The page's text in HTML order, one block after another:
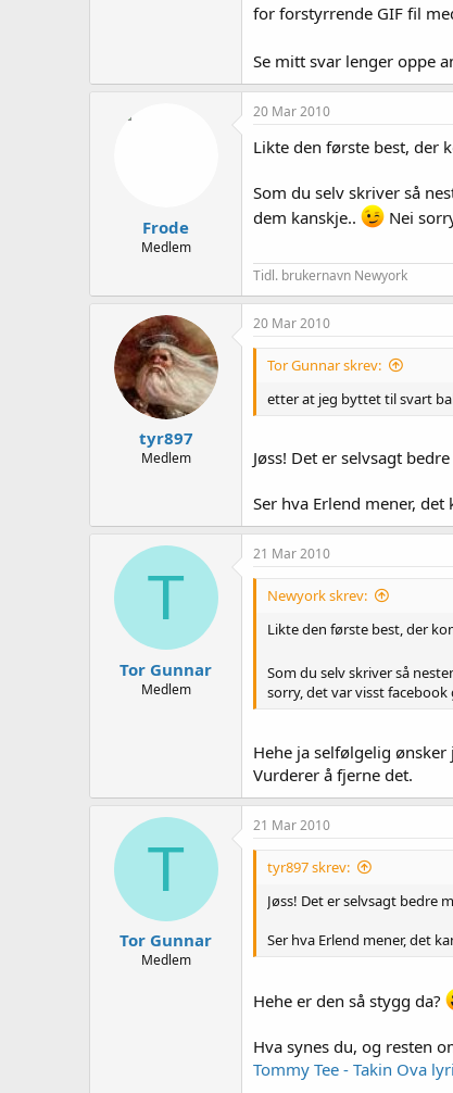
for forstyrrende GIF fil
Se mitt svar lenger oppe
Frode
Medlem
20 Mar 2010
Likte den første best, der
Som du selv skriver så
dem kanskje..
Nei
Tidl. brukernavn Newyork
tyr897
Medlem
20 Mar 2010
Tor Gunnar skrev:
etter at jeg byttet til svart
Jøss! Det er selvsagt
Ser hva Erlend mener,
T
Tor Gunnar
Medlem
21 Mar 2010
Newyork skrev:
Likte den første best, der
Som du selv skriver så
sorry, det var visst facebook
Hehe ja selfølgelig
Vurderer å fjerne det.
T
Tor Gunnar
Medlem
21 Mar 2010
tyr897 skrev:
Jøss! Det er selvsagt bedre
Ser hva Erlend mener, det
Hehe er den så stygg da?
Hva synes du, og resten
Tommy Tee - Takin Ova